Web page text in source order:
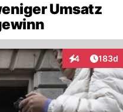
Umsatz
4
Interaktionen
183d